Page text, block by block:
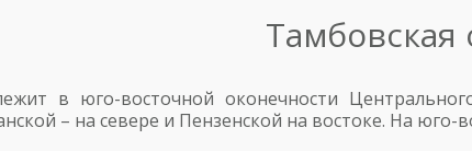
Тамбовская
в юго-восточной оконечности
– на севере и Пензенской на востоке. На